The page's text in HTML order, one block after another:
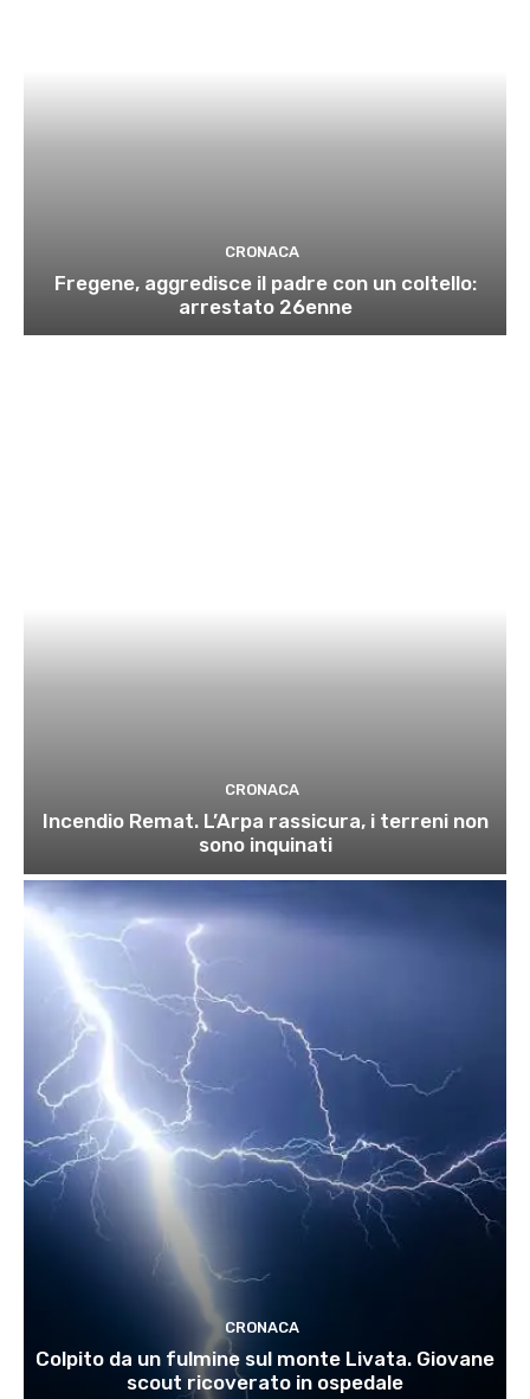
CRONACA
Fregene, aggredisce il padre con un coltello:
arrestato 26enne
CRONACA
Incendio Remat. L’Arpa rassicura, i terreni non
sono inquinati
CRONACA
Colpito da un fulmine sul monte Livata. Giovane
scout ricoverato in ospedale